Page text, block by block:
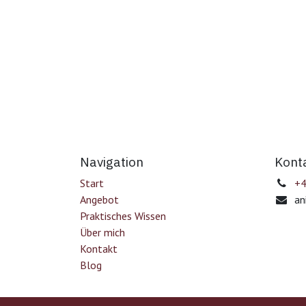
Navigation
Start
Angebot
Praktisches Wissen
Über mich
Kontakt
Blog